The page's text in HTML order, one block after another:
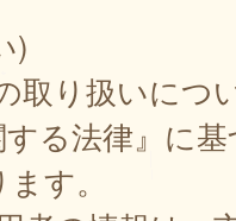
)
り扱いにつ
る法律』に
す。